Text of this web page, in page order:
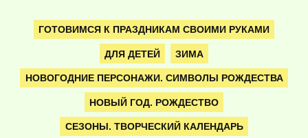
ГОТОВИМСЯ К ПРАЗДНИКАМ СВОИМИ РУКАМИ
ДЛЯ ДЕТЕЙ ЗИМА
НОВОГОДНИЕ ПЕРСОНАЖИ. СИМВОЛЫ РОЖДЕСТВА
НОВЫЙ ГОД. РОЖДЕСТВО
СЕЗОНЫ. ТВОРЧЕСКИЙ КАЛЕНДАРЬ